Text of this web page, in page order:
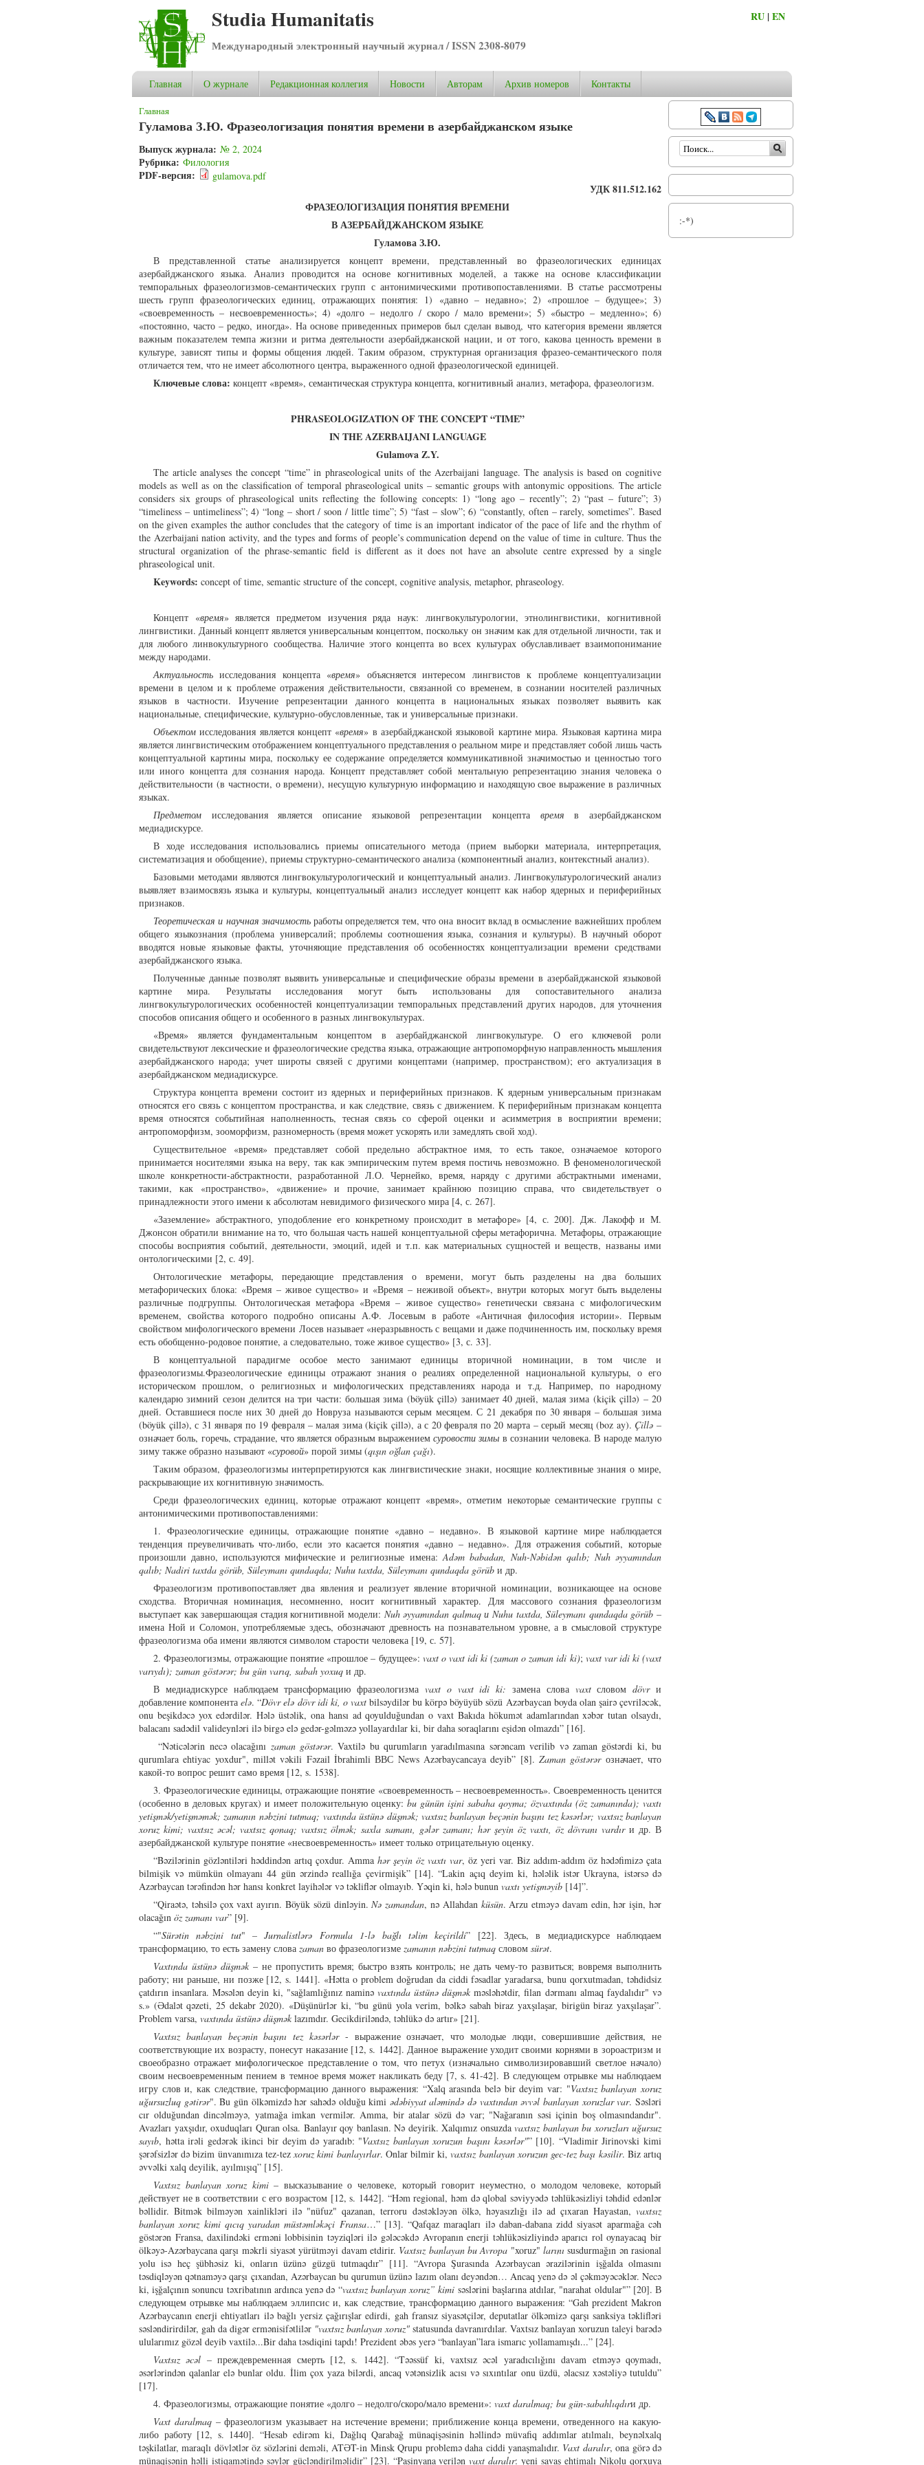
Studia Humanitatis
Международный электронный научный журнал / ISSN 2308-8079
RU |EN
Главная О журнале Редакционная коллегия Новости Авторам Архив номеров Контакты
Вы здесь
Главная
Гуламова З.Ю. Фразеологизация понятия времени в азербайджанском языке
Выпуск журнала: № 2, 2024
Рубрика: Филология
PDF-версия: gulamova.pdf
УДК 811.512.162
ФРАЗЕОЛОГИЗАЦИЯ ПОНЯТИЯ ВРЕМЕНИ
В АЗЕРБАЙДЖАНСКОМ ЯЗЫКЕ
Гуламова З.Ю.
В представленной статье анализируется концепт времени, представленный во фразеологических единицах
азербайджанского языка. Анализ проводится на основе когнитивных моделей, а также на основе классификации
темпоральных фразеологизмов-семантических групп с антонимическими противопоставлениями. В статье рассмотрены
шесть групп фразеологических единиц, отражающих понятия: 1) «давно – недавно»; 2) «прошлое – будущее»; 3)
«своевременность – несвоевременность»; 4) «долго – недолго / скоро / мало времени»; 5) «быстро – медленно»; 6)
«постоянно, часто – редко, иногда». На основе приведенных примеров был сделан вывод, что категория времени является
важным показателем темпа жизни и ритма деятельности азербайджанской нации, и от того, какова ценность времени в
культуре, зависят типы и формы общения людей. Таким образом, структурная организация фразео-семантического поля
отличается тем, что не имеет абсолютного центра, выраженного одной фразеологической единицей.
Ключевые слова: концепт «время», семантическая структура концепта, когнитивный анализ, метафора, фразеологизм.
PHRASEOLOGIZATION OF THE CONCEPT“TIME”
IN THE AZERBAIJANI LANGUAGE
Gulamova Z.Y.
The article analyses the concept “time” in phraseological units of the Azerbaijani language. The analysis is based on cognitive
models as well as on the classification of temporal phraseological units – semantic groups with antonymic oppositions. The article
considers six groups of phraseological units reflecting the following concepts: 1) “long ago – recently”; 2) “past – future”; 3)
“timeliness – untimeliness”; 4) “long – short / soon / little time”; 5) “fast – slow”; 6) “constantly, often – rarely, sometimes”. Based
on the given examples the author concludes that the category of time is an important indicator of the pace of life and the rhythm of
the Azerbaijani nation activity, and the types and forms of people’s communication depend on the value of time in culture. Thus the
structural organization of the phrase-semantic field is different as it does not have an absolute centre expressed by a single
phraseological unit.
Keywords: concept of time, semantic structure of the concept, cognitive analysis, metaphor, phraseology.
Концепт «время» является предметом изучения ряда наук: лингвокультурологии, этнолингвистики, когнитивной
лингвистики. Данный концепт является универсальным концептом, поскольку он значим как для отдельной личности, так и
для любого линвокультурного сообщества. Наличие этого концепта во всех культурах обуславливает взаимопонимание
между народами.
Актуальность исследования концепта «время» объясняется интересом лингвистов к проблеме концептуализации
времени в целом и к проблеме отражения действительности, связанной со временем, в сознании носителей различных
языков в частности. Изучение репрезентации данного концепта в национальных языках позволяет выявить как
национальные, специфические, культурно-обусловленные, так и универсальные признаки.
Объектом исследования является концепт «время» в азербайджанской языковой картине мира. Языковая картина мира
является лингвистическим отображением концептуального представления о реальном мире и представляет собой лишь часть
концептуальной картины мира, поскольку ее содержание определяется коммуникативной значимостью и ценностью того
или иного концепта для сознания народа. Концепт представляет собой ментальную репрезентацию знания человека о
действительности (в частности, о времени), несущую культурную информацию и находящую свое выражение в различных
языках.
Предметом исследования является описание языковой репрезентации концепта время в азербайджанском
медиадискурсе.
В ходе исследования использовались приемы описательного метода (прием выборки материала, интерпретация,
систематизация и обобщение), приемы структурно-семантического анализа (компонентный анализ, контекстный анализ).
Базовыми методами являются лингвокультурологический и концептуальный анализ. Лингвокультурологический анализ
выявляет взаимосвязь языка и культуры, концептуальный анализ исследует концепт как набор ядерных и периферийных
признаков.
Теоретическая и научная значимостьработы определяется тем, что она вносит вклад в осмысление важнейших проблем
общего языкознания (проблема универсалий; проблемы соотношения языка, сознания и культуры). В научный оборот
вводятся новые языковые факты, уточняющие представления об особенностях концептуализации времени средствами
азербайджанского языка.
Полученные данные позволят выявить универсальные и специфические образы времени в азербайджанской языковой
картине мира. Результаты исследования могут быть использованы для сопоставительного анализа
лингвокультурологических особенностей концептуализации темпоральных представлений других народов, для уточнения
способов описания общего и особенного в разных лингвокультурах.
«Время» является фундаментальным концептом в азербайджанской лингвокультуре. О его ключевой роли
свидетельствуют лексические и фразеологические средства языка, отражающие антропоморфную направленность мышления
азербайджанского народа; учет широты связей с другими концептами (например, пространством); его актуализация в
азербайджанском медиадискурсе.
Структура концепта времени состоит из ядерных и периферийных признаков. К ядерным универсальным признакам
относятся его связь с концептом пространства, и как следствие, связь с движением. К периферийным признакам концепта
время относятся событийная наполненность, тесная связь со сферой оценки и асимметрия в восприятии времени;
антропоморфизм, зооморфизм, разномерность (время может ускорять или замедлять свой ход).
Существительное «время» представляет собой предельно абстрактное имя, то есть такое, означаемое которого
принимается носителями языка на веру, так как эмпирическим путем время постичь невозможно. В феноменологической
школе конкретности-абстрактности, разработанной Л.О. Чернейко, время, наряду с другими абстрактными именами,
такими, как «пространство», «движение» и прочие, занимает крайнюю позицию справа, что свидетельствует о
принадлежности этого имени к абсолютам невидимого физического мира [4, с. 267].
«Заземление» абстрактного, уподобление его конкретному происходит в метафоре» [4, с. 200]. Дж. Лакофф и М.
Джонсон обратили внимание на то, что большая часть нашей концептуальной сферы метафорична. Метафоры, отражающие
способы восприятия событий, деятельности, эмоций, идей и т.п. как материальных сущностей и веществ, названы ими
онтологическими [2, с. 49].
Онтологические метафоры, передающие представления о времени, могут быть разделены на два больших
метафорических блока: «Время – живое существо» и «Время – неживой объект», внутри которых могут быть выделены
различные подгруппы. Онтологическая метафора «Время – живое существо» генетически связана с мифологическим
временем, свойства которого подробно описаны А.Ф. Лосевым в работе «Античная философия истории». Первым
свойством мифологического времени Лосев называет «неразрывность с вещами и даже подчиненность им, поскольку время
есть обобщенно-родовое понятие, а следовательно, тоже живое существо» [3, с. 33].
В концептуальной парадигме особое место занимают единицы вторичной номинации, в том числе и
фразеологизмы.Фразеологические единицы отражают знания о реалиях определенной национальной культуры, о его
историческом прошлом, о религиозных и мифологических представлениях народа и т.д. Например, по народному
календарю зимний сезон делится на три части: большая зима (böyük çillə) занимает 40 дней, малая зима (kiçik çillə) – 20
дней. Оставшиеся после них 30 дней до Новруза называются серым месяцем. С 21 декабря по 30 января – большая зима
(böyük çillə), с 31 января по 19 февраля – малая зима (kiçik çillə), а с 20 февраля по 20 марта – серый месяц (boz ay). Çillə –
означает боль, горечь, страдание, что является образным выражениемсуровости зимы в сознании человека. В народе малую
зиму также образно называют «суровой» порой зимы (qışın oğlan çağı).
Таким образом, фразеологизмы интерпретируются как лингвистические знаки, носящие коллективные знания о мире,
раскрывающие их когнитивную значимость.
Среди фразеологических единиц, которые отражают концепт «время», отметим некоторые семантические группы с
антонимическими противопоставлениями:
1. Фразеологические единицы, отражающие понятие «давно – недавно». В языковой картине мире наблюдается
тенденция преувеличивать что-либо, если это касается понятия «давно – недавно». Для отражения событий, которые
произошли давно, используются мифические и религиозные имена:Adəm babadan, Nuh-Nəbidən qalıb; Nuh əyyamından
qalıb; Nadiri taxtda görüb, Süleymanı qundaqda; Nuhu taxtda, Süleymanı qundaqda görüb и др.
Фразеологизм противопоставляет два явления и реализует явление вторичной номинации, возникающее на основе
сходства. Вторичная номинация, несомненно, носит когнитивный характер. Для массового сознания фразеологизм
выступает как завершающая стадия когнитивной модели: Nuh əyyamından qalmaq и Nuhu taxtda, Süleymanı qundaqda görüb –
имена Ной и Соломон, употребляемые здесь, обозначают древность на познавательном уровне, а в смысловой структуре
фразеологизма оба имени являются символом старости человека [19, с. 57].
2. Фразеологизмы, отражающие понятие «прошлое – будущее»: vaxt o vaxt idi ki (zamano zaman idi ki); vaxt var idi ki (vaxt
varıydı); zaman göstərər; bu gün varıq, sabah yoxuq и др.
В медиадискурсе наблюдаем трансформацию фразеологизма vaxt o vaxt idi ki:замена слова vaxtсловомdövrи
добавление компонентаelə. “Dövr elə dövr idi ki, o vaxtbilsəydilər bu körpə böyüyüb sözü Azərbaycan boyda olan şairə çevriləcək,
onu beşikdəcə yox edərdilər. Hələ üstəlik, ona hansı ad qoyulduğundan o vaxt Bakıda hökumət adamlarından xəbər tutan olsaydı,
balacanı sadədil valideynləri ilə birgə elə gedər-gəlməzə yollayardılar ki, bir daha soraqlarını eşidən olmazdı” [16].
“Nəticələrin necə olacağını zaman göstərər. Vaxtilə bu qurumların yaradılmasına sərəncam verilib və zaman göstərdi ki, bu
qurumlara ehtiyac yoxdur", millət vəkili Fəzail İbrahimli ВВС News Azərbaycancaya deyib” [8]. Zaman göstərər означает, что
какой-то вопрос решит само время [12, s. 1538].
3. Фразеологические единицы, отражающие понятие «своевременность – несвоевременность». Своевременность ценится
(особенно в деловых кругах) и имеет положительную оценку: bu günün işini sabaha qoyma; özvaxtında (öz zamanında); vaxtı
yetişmək/yetişməmək; zamanın nəbzini tutmaq; vaxtında üstünə düşmək; vaxtsız banlayan beçənin başını tez kəsərlər; vaxtsız banlayan
xoruz kimi; vaxtsız əcəl; vaxtsız qonaq; vaxtsız ölmək; saxla samanı, gələr zamanı; hər şeyin öz vaxtı, öz dövranı vardır и др. В
азербайджанской культуре понятие «несвоевременность» имеет только отрицательную оценку.
“Bəzilərinin gözləntiləri həddindən artıq çoxdur. Amma hər şeyin öz vaxtı var, öz yeri var. Biz addım-addım öz hədəfimizə çata
bilmişik və mümkün olmayanı 44 gün ərzində reallığa çevirmişik” [14]. “Lakin açıq deyim ki, hələlik istər Ukrayna, istərsə də
Azərbaycan tərəfindən hər hansı konkret layihələr və təkliflər olmayıb. Yəqin ki, hələ bunun vaxtı yetişməyib [14]”.
“Qiraətə, təhsilə çox vaxt ayırın. Böyük sözü dinləyin.Nə zamandan, nə Allahdan küsün. Arzu etməyə davam edin, hər işin, hər
olacağın öz zamanı var” [9].
“"Sürətin nəbzini tut"– Jurnalistlərə Formula 1-lə bağlı təlim keçirildi” [22]. Здесь, в медиадискурсе наблюдаем
трансформацию, то есть замену слова zaman во фразеологизме zamanın nəbzini tutmaq словом sürət.
Vaxtında üstünə düşmək– не пропустить время; быстро взять контроль; не дать чему-то развиться; вовремя выполнить
работу; ни раньше, ни позже [12, s. 1441]. «Hətta o problem doğrudan da ciddi fəsadlar yaradarsa, bunu qorxutmadan, təhdidsiz
çatdırın insanlara. Məsələn deyin ki, "sağlamlığınız naminə vaxtında üstünə düşmək məsləhətdir, filan dərmanı almaq faydalıdır" və
s.» (Ədalət qəzeti, 25 dekabr 2020). «Düşünürlər ki, “bu günü yola verim, bəlkə sabah biraz yaxşılaşar, birigün biraz yaxşılaşar”.
Problem varsa, vaxtında üstünə düşmək lazımdır. Gecikdiriləndə, təhlükə də artır» [21].
Vaxtsız banlayan beçənin başını tez kəsərlər- выражение означает, что молодые люди, совершившие действия, не
соответствующие их возрасту, понесут наказание [12, s. 1442]. Данное выражение уходит своими корнями в зороастризм и
своеобразно отражает мифологическое представление о том, что петух (изначально символизировавший светлое начало)
своим несвоевременным пением в темное время может накликать беду [7, s. 41-42]. В следующем отрывке мы наблюдаем
игру слов и, как следствие, трансформацию данного выражения: “Xalq arasında belə bir deyim var: "Vaxtsız banlayan xoruz
uğursuzluq gətirər". Bu gün ölkəmizdə hər sahədə olduğu kimi ədəbiyyat aləmində də vaxtından əvvəl banlayan xoruzlar var. Səsləri
cır olduğundan dincəlməyə, yatmağa imkan vermilər. Amma, bir atalar sözü də var; "Nağaranın səsi içinin boş olmasındandır".
Avazları yaxşıdır, oxuduqları Quran olsa. Banlayır qoy banlasın. Nə deyirik. Xalqımız onsuzda vaxtsız banlayan bu xoruzları uğursuz
sayıb, hətta irəli gedərək ikinci bir deyim də yaradıb: "Vaxtsız banlayan xoruzun başını kəsərlər"” [10]. “Vladimir Jirinovski kimi
şərəfsizlər də bizim ünvanımıza tez-tezxoruz kimi banlayırlar. Onlar bilmir ki,vaxtsız banlayan xoruzun gec-tez başı kəsilir. Biz artıq
əvvəlki xalq deyilik, ayılmışıq” [15].
Vaxtsız banlayan xoruz kimi– высказывание о человеке, который говорит неуместно, о молодом человеке, который
действует не в соответствии с его возрастом [12, s. 1442]. “Həm regional, həm də qlobal səviyyədə təhlükəsizliyi təhdid edənlər
bəllidir. Bitmək bilməyən xainlikləri ilə "nüfuz" qazanan, terroru dəstəkləyən ölkə, həyasızlığı ilə ad çıxaran Hayastan, vaxtsız
banlayan xoruz kimi qıcıq yaradan müstəmləkəçi Fransa…” [13]. “Qafqaz maraqları ilə daban-dabana zidd siyasət aparmağa cəh
göstərən Fransa, daxilindəki erməni lobbisinin təyziqləri ilə gələcəkdə Avropanın enerji təhlükəsizliyində aparıcı rol oynayacaq bir
ölkəyə-Azərbaycana qarşı məkrli siyasət yürütməyi davam etdirir. Vaxtsız banlayan bu Avropa "xoruz"larını susdurmağın ən rasional
yolu isə heç şübhəsiz ki, onların üzünə güzgü tutmaqdır” [11]. “Avropa Şurasında Azərbaycan ərazilərinin işğalda olmasını
təsdiqləyən qətnaməyə qarşı çıxandan, Azərbaycan bu qurumun üzünə lazım olanı deyəndən… Ancaq yenə də əl çəkməyəcəklər. Necə
ki, işğalçının sonuncu təxribatının ardınca yenə də “vaxtsız banlayan xoruz” kimi səslərini başlarına atdılar, "narahat oldular"” [20]. В
следующем отрывке мы наблюдаем эллипсис и, как следствие, трансформацию данного выражения: “Gah prezident Makron
Azərbaycanın enerji ehtiyatları ilə bağlı yersiz çağırışlar edirdi, gah fransız siyasətçilər, deputatlar ölkəmizə qarşı sanksiya təklifləri
səsləndirirdilər, gah da digər ermənisifətlilər "vaxtsız banlayan xoruz" statusunda davranırdılar. Vaxtsız banlayan xoruzun taleyi barədə
ulularımız gözəl deyib vaxtilə...Bir daha təsdiqini tapdı! Prezident əbəs yerə “banlayan”lara ismarıc yollamamışdı...” [24].
Vaxtsız əcəl – преждевременная смерть [12, s. 1442]. “Təəssüf ki, vaxtsız əcəl yaradıcılığını davam etməyə qoymadı,
əsərlərindən qalanlar elə bunlar oldu. İlim çox yaza bilərdi, ancaq vətənsizlik acısı və sıxıntılar onu üzdü, əlacsız xəstəliyə tutuldu”
[17].
4. Фразеологизмы, отражающие понятие «долго – недолго/скоро/мало времени»: vaxt daralmaq; bu gün-sabahlıqdırи др.
Vaxt daralmaq– фразеологизм указывает на истечение времени; приближение конца времени, отведенного на какую-
либо работу [12, s. 1440]. “Hesab edirəm ki, Dağlıq Qarabağ münaqişəsinin həllində müvafiq addımlar atılmalı, beynəlxalq
təşkilatlar, maraqlı dövlətlər öz sözlərini deməli, ATƏT-in Minsk Qrupu problemə daha ciddi yanaşmalıdır. Vaxt daralır, ona görə də
münaqişənin həlli istiqamətində səylər gücləndirilməlidir” [23]. “Paşinyana verilənvaxt daralır: yeni savaş ehtimalı Nikolu qorxuya
Форма поиска
:-*)